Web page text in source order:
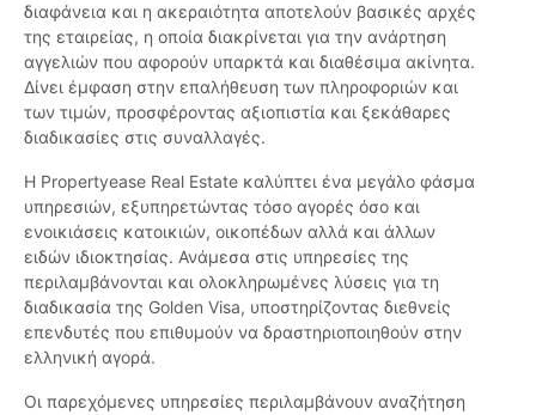
διαφάνεια και η ακεραιότητα αποτελούν βασικές αρχές
της εταιρείας, η οποία διακρίνεται για την ανάρτηση
αγγελιών που αφορούν υπαρκτά και διαθέσιμα ακίνητα.
Δίνει έμφαση στην επαλήθευση των πληροφοριών και
των τιμών, προσφέροντας αξιοπιστία και ξεκάθαρες
διαδικασίες στις συναλλαγές.
Η Propertyease Real Estate καλύπτει ένα μεγάλο φάσμα
υπηρεσιών, εξυπηρετώντας τόσο αγορές όσο και
ενοικιάσεις κατοικιών, οικοπέδων αλλά και άλλων
ειδών ιδιοκτησίας. Ανάμεσα στις υπηρεσίες της
περιλαμβάνονται και ολοκληρωμένες λύσεις για τη
διαδικασία της Golden Visa, υποστηρίζοντας διεθνείς
επενδυτές που επιθυμούν να δραστηριοποιηθούν στην
ελληνική αγορά.
Οι παρεχόμενες υπηρεσίες περιλαμβάνουν αναζήτηση